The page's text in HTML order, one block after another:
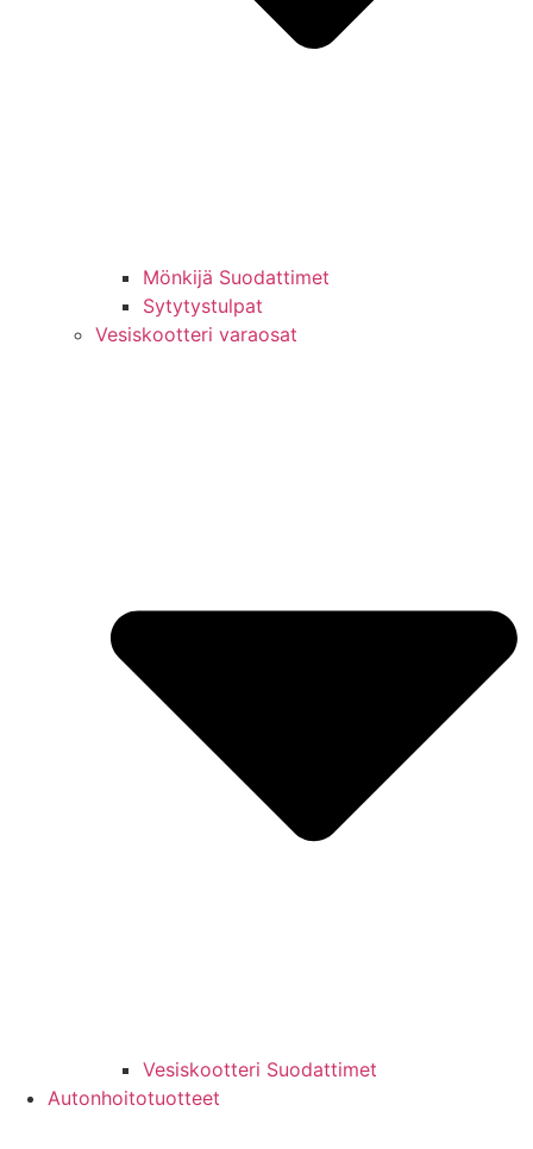
Mönkijä Suodattimet
Sytytystulpat
Vesiskootteri varaosat
Vesiskootteri Suodattimet
Autonhoitotuotteet